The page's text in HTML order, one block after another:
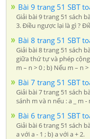
Bài 9 trang 51 SBT
Giải bài 9 trang 51 sách
3. Điều ngược lại là gì ?
Bài 8 trang 51 SBT
Giải bài 8 trang 51 sách
giữa thứ tự và phép
m – n > 0 ; b) Nếu m – n
Bài 7 trang 51 SBT
Giải bài 7 trang 51 sách
sánh m và n nếu : a _ m -
Bài 6 trang 51 SBT
Giải bài 6 trang 51 sách
a với a - 1 ; b) a với a + 2.